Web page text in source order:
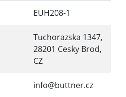
EUH208-1
Tuchorazska 1347,
28201 Cesky Brod,
CZ
info@buttner.cz